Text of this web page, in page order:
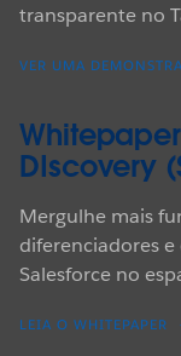
transparente no
VER UMA
DIscovery
Mergulhe mais
diferenciadores e
Salesforce no
LEIA O WHITEPAPER